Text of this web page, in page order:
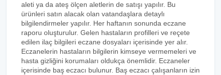
aleti ya da ateş ölçen aletlerin de satışı yapılır. Bu
ürünleri satın alacak olan vatandaşlara detaylı
bilgilendirmeler yapılır. Her haftanın sonunda eczane
raporu oluşturulur. Gelen hastaların profilleri ve reçete
edilen ilaç bilgileri eczane dosyaları içerisinde yer alır.
Eczanelerin hastaların bilgilerin kimseye vermemeleri ve
hasta gizliğini korumaları oldukça önemlidir. Eczaneler
içerisinde baş eczacı bulunur. Baş eczacı çalışanların izin